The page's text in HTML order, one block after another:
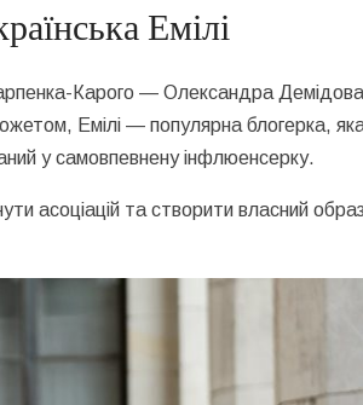
Емілі
Карого —Олександра Демідова
Емілі — популярна блогерка,
у самовпевнену інфлюенсерку.
асоціацій та створити власний образ